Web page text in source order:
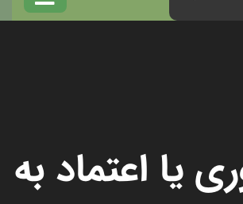
یا اعتماد به‌